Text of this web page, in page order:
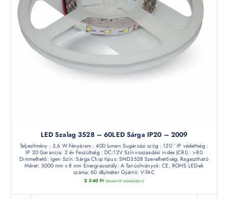
LED Szalag 3528 – 60LED Sárga IP20 – 2009
Teljesítmény : 3,6 W Fényáram : 400 lumen Sugárzási szög : 120 ° IP védettség :
IP 20 Garancia: 2 év Feszültség : DC:12V Színvisszaadási index (CRI) : >80
Dimmelhető: Igen Szín: Sárga Chip típus: SMD3528 Szerelhetőség: Ragasztható
Méret: 5000 mm x 8 mm Energiaosztály: A Tanúsítványok: CE, ROHS LED-ek
száma: 60 db/méter Gyártó: V-TAC
2 340 Ft (készletről érdeklődjön)